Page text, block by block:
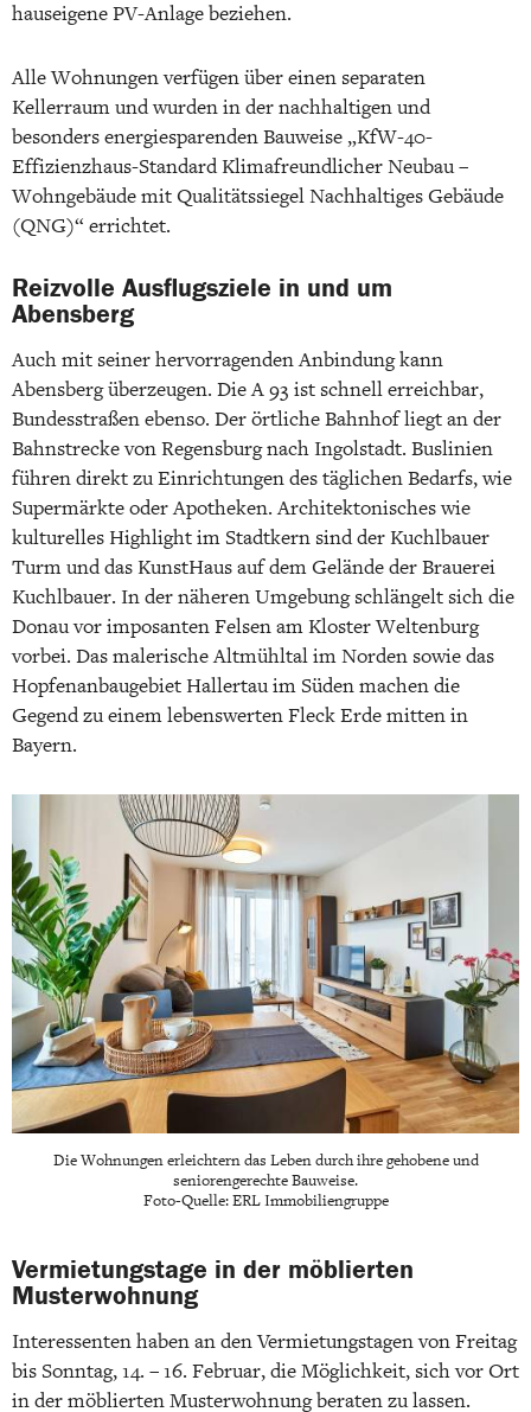
hauseigene PV-Anlage beziehen.
Alle Wohnungen verfügen über einen separaten
Kellerraum und wurden in der nachhaltigen und
besonders energiesparenden Bauweise „KfW-40-
Effizienzhaus-Standard Klimafreundlicher Neubau –
Wohngebäude mit Qualitätssiegel Nachhaltiges Gebäude
(QNG)“ errichtet.
Reizvolle Ausflugsziele in und um
Abensberg
Auch mit seiner hervorragenden Anbindung kann
Abensberg überzeugen. Die A 93 ist schnell erreichbar,
Bundesstraßen ebenso. Der örtliche Bahnhof liegt an der
Bahnstrecke von Regensburg nach Ingolstadt. Buslinien
führen direkt zu Einrichtungen des täglichen Bedarfs, wie
Supermärkte oder Apotheken. Architektonisches wie
kulturelles Highlight im Stadtkern sind der Kuchlbauer
Turm und das KunstHaus auf dem Gelände der Brauerei
Kuchlbauer. In der näheren Umgebung schlängelt sich die
Donau vor imposanten Felsen am Kloster Weltenburg
vorbei. Das malerische Altmühltal im Norden sowie das
Hopfenanbaugebiet Hallertau im Süden machen die
Gegend zu einem lebenswerten Fleck Erde mitten in
Bayern.
Die Wohnungen erleichtern das Leben durch ihre gehobene und
seniorengerechte Bauweise.
Foto-Quelle: ERL Immobiliengruppe
Vermietungstage in der möblierten
Musterwohnung
Interessenten haben an den Vermietungstagen von Freitag
bis Sonntag, 14. – 16. Februar, die Möglichkeit, sich vor Ort
in der möblierten Musterwohnung beraten zu lassen.